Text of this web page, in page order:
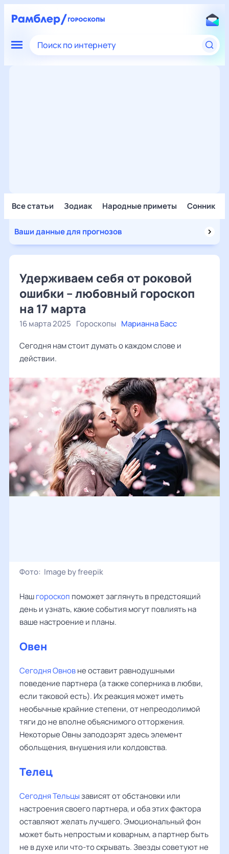
Поиск по интернету
Все статьи Зодиак Народные приметы Сонник
Ваши данные для прогнозов
Удерживаем себя от роковой
ошибки – любовный гороскоп
на 17 марта
16 марта 2025 Гороскопы Марианна Басс
Сегодня нам стоит думать о каждом слове и
действии.
Фото: Image by freepik
Нашгороскоп поможет заглянуть в предстоящий
день и узнать, какие события могут повлиять на
ваше настроение и планы.
Овен
Сегодня Овновне оставит равнодушными
поведение партнера (а также соперника в любви,
если таковой есть). Их реакция может иметь
необычные крайние степени, от непреодолимой
тяги до не вполне объяснимого отторжения.
Некоторые Овны заподозрят здесь элемент
обольщения, внушения или колдовства.
Телец
Сегодня Тельцызависят от обстановки или
настроения своего партнера, и оба этих фактора
оставляют желать лучшего. Эмоциональный фон
может быть непростым и коварным, а партнер быть
не в духе или что-то скрывать. Звезды советуют не